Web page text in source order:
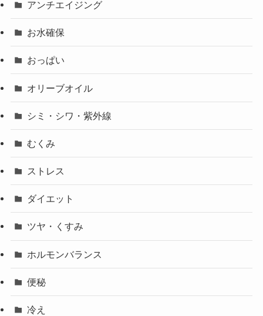
アンチエイジング
お水確保
おっぱい
オリーブオイル
シミ・シワ・紫外線
むくみ
ストレス
ダイエット
ツヤ・くすみ
ホルモンバランス
便秘
冷え